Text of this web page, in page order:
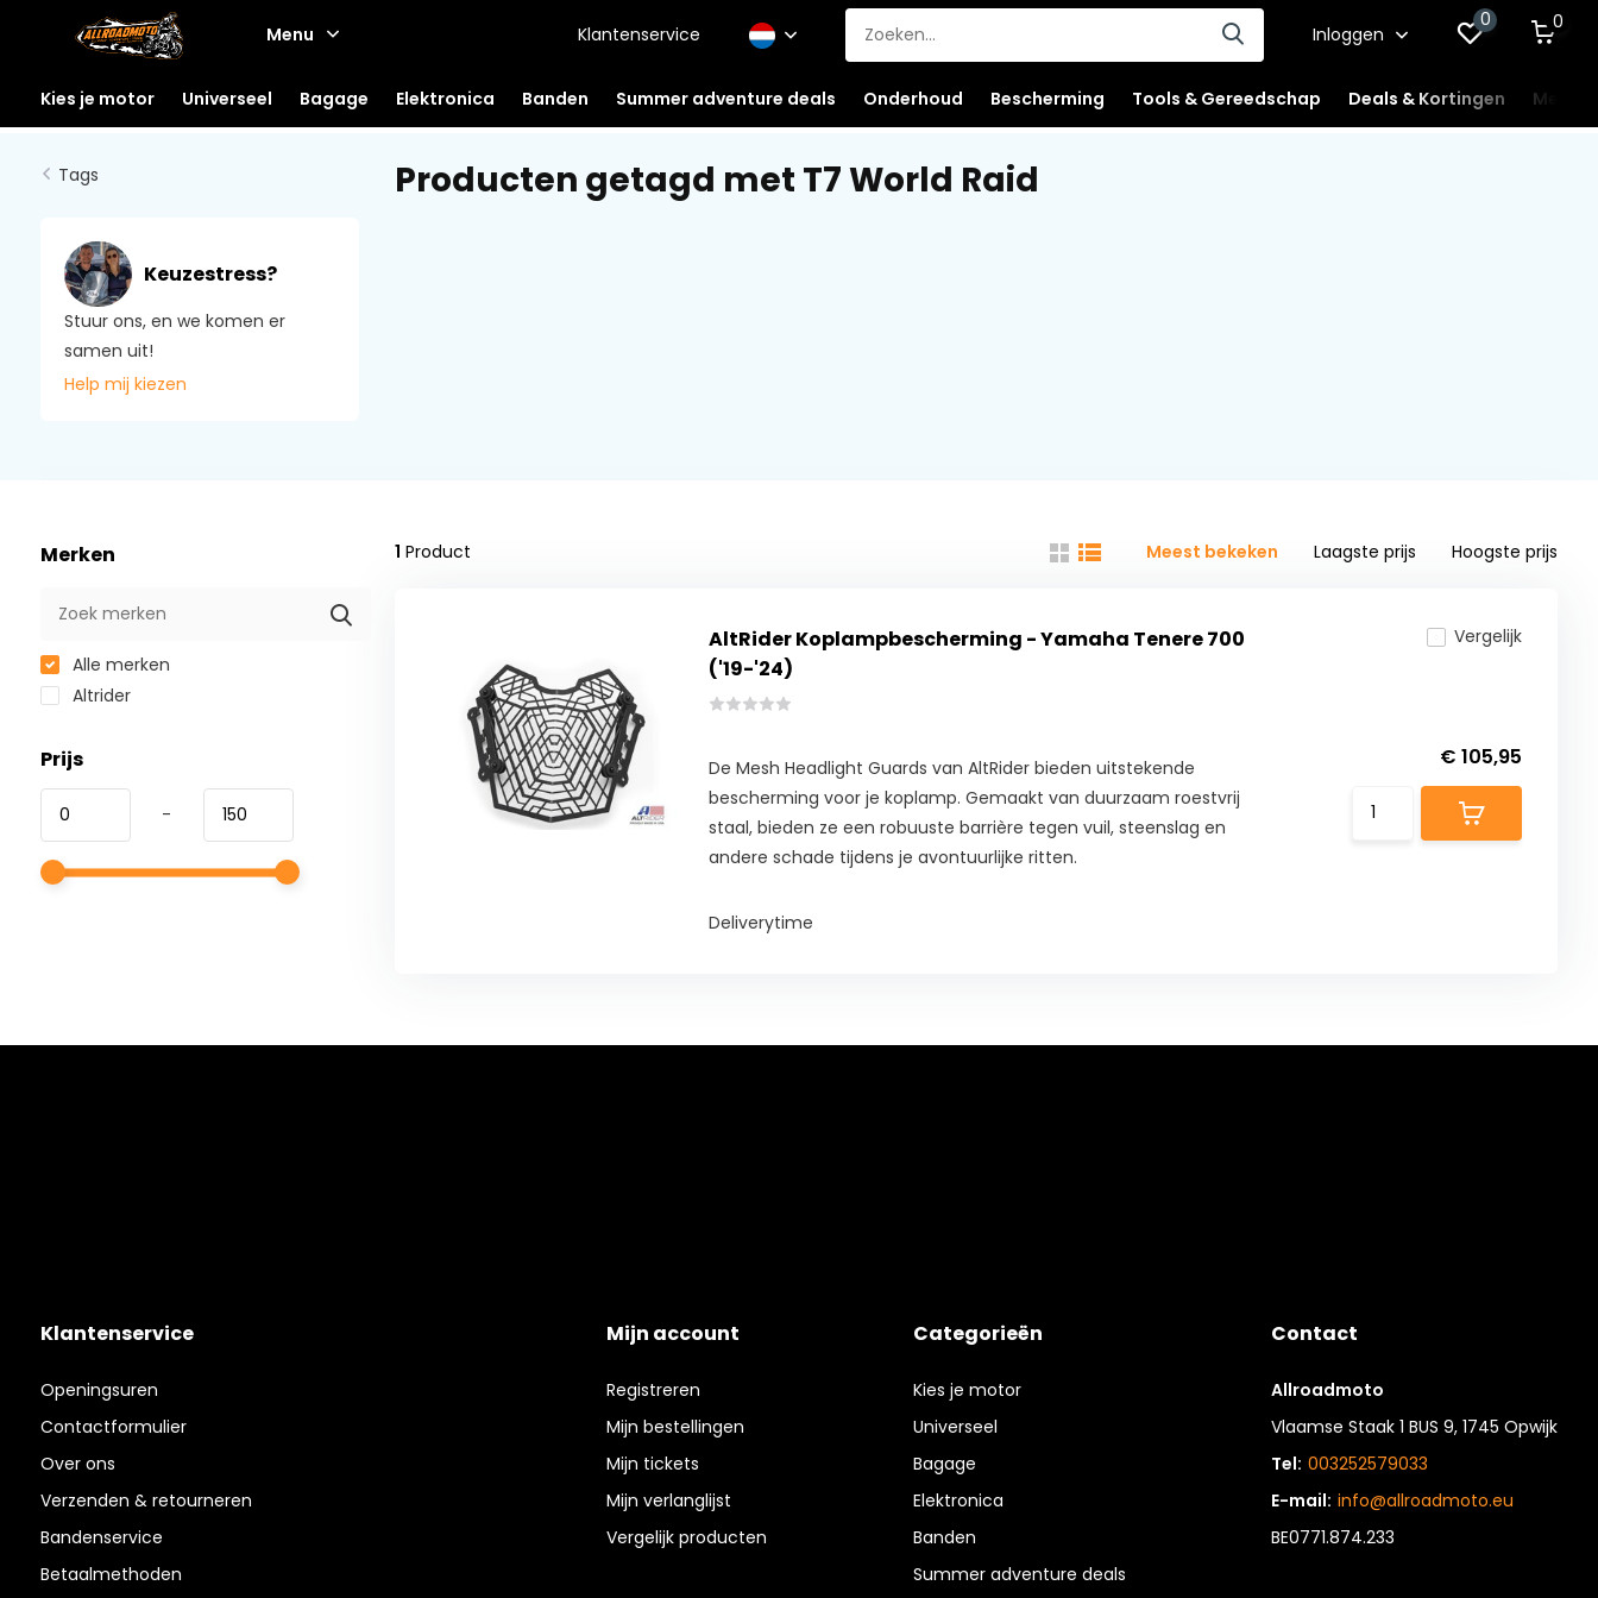
Menu Klantenservice Inloggen
0 0
Kies je motor Universeel Bagage Elektronica Banden Summer adventure deals Onderhoud Bescherming Tools & Gereedschap Deals & Kortingen
Tags
Keuzestress?
Stuur ons, en we komen er
samen uit!
Help mij kiezen
Producten getagd met T7 World Raid
Merken
Alle merken
Altrider
Prijs
-
1 Product Meest bekeken Laagste prijs Hoogste prijs
AltRider Koplampbescherming - Yamaha Tenere 700
('19-'24)
De Mesh Headlight Guards van AltRider bieden uitstekende
bescherming voor je koplamp. Gemaakt van duurzaam roestvrij
staal, bieden ze een robuuste barrière tegen vuil, steenslag en
andere schade tijdens je avontuurlijke ritten.
Deliverytime
Vergelijk
€ 105,95
Klantenservice
Openingsuren
Contactformulier
Over ons
Verzenden & retourneren
Bandenservice
Betaalmethoden
Mijn account
Registreren
Mijn bestellingen
Mijn tickets
Mijn verlanglijst
Vergelijk producten
Categorieën
Kies je motor
Universeel
Bagage
Elektronica
Banden
Summer adventure deals
Contact
Allroadmoto
Vlaamse Staak 1 BUS 9, 1745 Opwijk
Tel: 003252579033
E-mail: info@allroadmoto.eu
BE0771.874.233